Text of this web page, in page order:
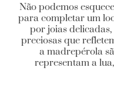
Não podemos
para completar um
por joias
preciosas que
a madrepérola
representam a